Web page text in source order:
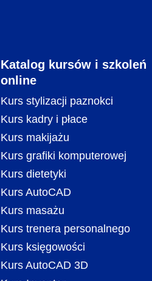
Katalog kursów i szkoleń
online
Kurs stylizacji paznokci
Kurs kadry i płace
Kurs makijażu
Kurs grafiki komputerowej
Kurs dietetyki
Kurs AutoCAD
Kurs masażu
Kurs trenera personalnego
Kurs księgowości
Kurs AutoCAD 3D